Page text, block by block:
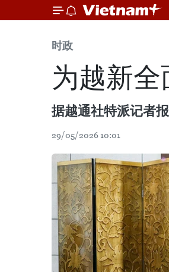
时政
为越新
据越通社特派记者
29/05/2026 10:01